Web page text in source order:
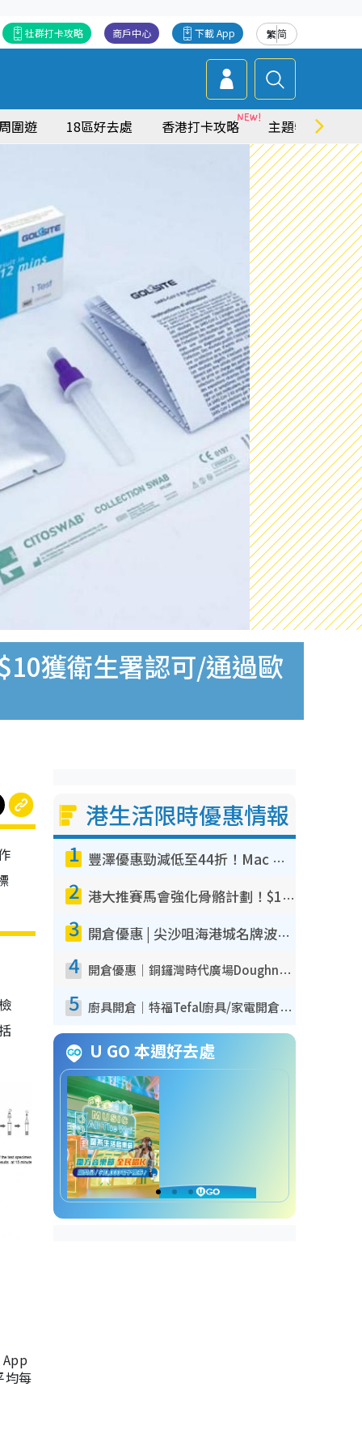
繁简
下載 App
商戶中心
社群打卡攻略
圍遊 18區好去處 香港打卡攻略 主題特集
獲衛生署認可/通過歐
均每
港生活限時優惠情報
1 豐澤優惠勁減低至44折！Mac mini/iPhone17Pro大減價！廚房家電$220起
2 港大推賽馬會強化骨骼計劃！$100骨質密度X光檢查 完成免費運動訓練送超市禮券！附參加資格
3 開倉優惠 | 尖沙咀海港城名牌波鞋開倉低至1折！On鞋$899起／Joy&Peace鞋履$98起
4 開倉優惠｜銅鑼灣時代廣場Doughnut/Campo Marzio開倉低至1折！背囊、書包、手袋劈價$200起
5 廚具開倉｜特福Tefal廚具/家電開倉低至3折！$220起買平底鍋/炒鑊/湯煲！電飯煲/吸塵機/燙斗$418起
U GO 本週好去處